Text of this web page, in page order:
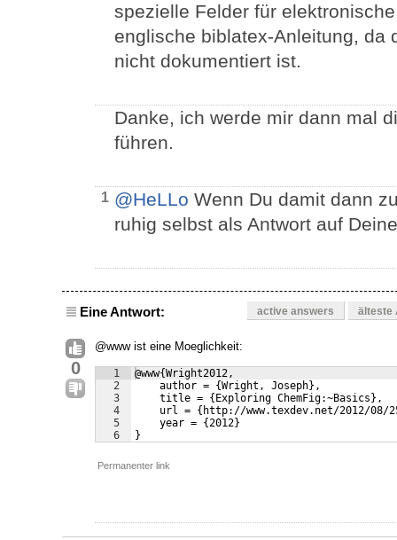
spezielle Felder für
englische biblatex-Anleitung, da
nicht dokumentiert ist.
Danke, ich werde mir dann mal
führen.
1 @HeLLo Wenn Du damit dann
ruhig selbst als Antwort auf
Eine Antwort: active answers älteste
0
@www ist eine Moeglichkeit:
1
2
3
4
5
6
@www{Wright2012,
    author = {Wright, Joseph},
    title = {Exploring ChemFig:~Basics},
url = {http://www.texdev.net/2012/08/
    year = {2012}
}
Permanenter link